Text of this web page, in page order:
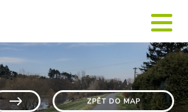
ZPĚT DO MAP